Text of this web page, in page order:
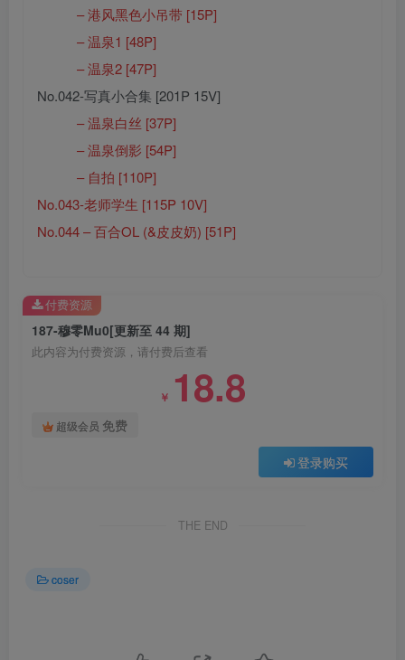
– 港风黑色小吊带 [15P]
– 温泉1 [48P]
– 温泉2 [47P]
No.042-写真小合集 [201P 15V]
– 温泉白丝 [37P]
– 温泉倒影 [54P]
– 自拍 [110P]
No.043-老师学生 [115P 10V]
No.044 – 百合OL (&皮皮奶) [51P]
187-穆零Mu0[更新至 44 期]
此内容为付费资源，请付费后查看
￥ 18.8
超级会员 免费
登录购买
付费资源
THE END
coser